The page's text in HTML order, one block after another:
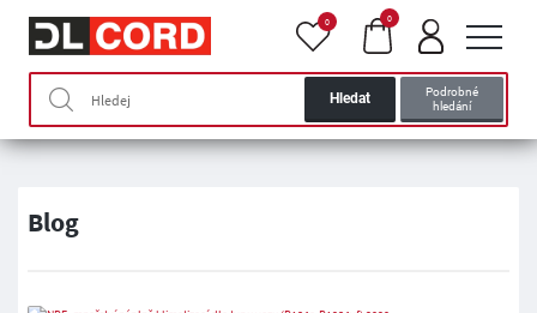
Hledat
Podrobné
hledání
0 0
Blog